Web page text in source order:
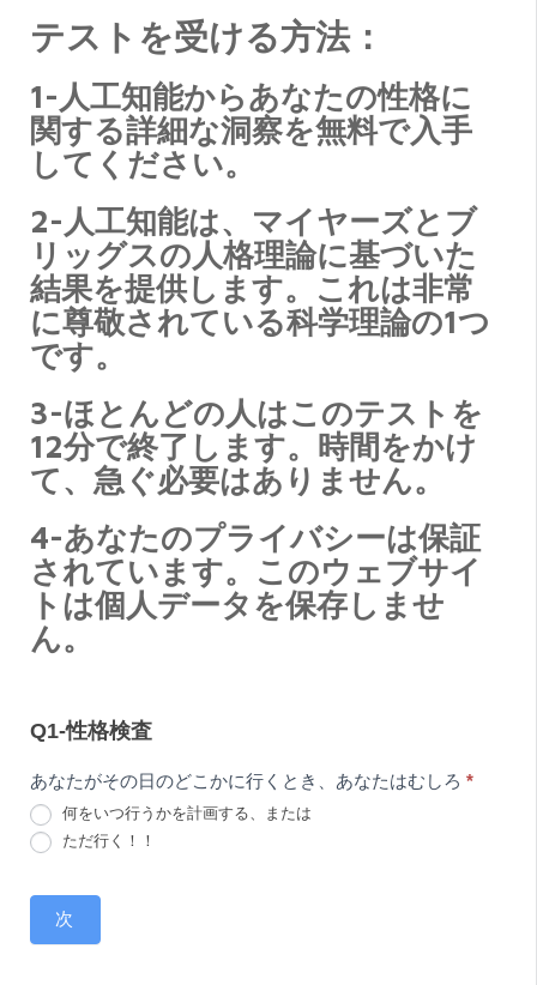
16
の
性
格
タ
イ
プ
の
テ
ス
ト
テストを受ける方法：
1-人工知能からあなたの性格に
関する詳細な洞察を無料で入手
してください。
2-人工知能は、マイヤーズとブ
リッグスの人格理論に基づいた
結果を提供します。これは非常
に尊敬されている科学理論の1つ
です。
3-ほとんどの人はこのテストを
12分で終了します。時間をかけ
て、急ぐ必要はありません。
4-あなたのプライバシーは保証
されています。このウェブサイ
トは個人データを保存しませ
ん。
Q1-性格検査
あなたがその日のどこかに行くとき、あなたはむしろ *
何をいつ行うかを計画する、または
ただ行く！！
次